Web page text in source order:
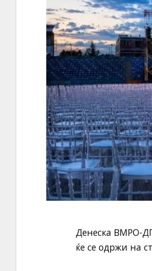
Денеска ВМРО-
ќе се одржи на